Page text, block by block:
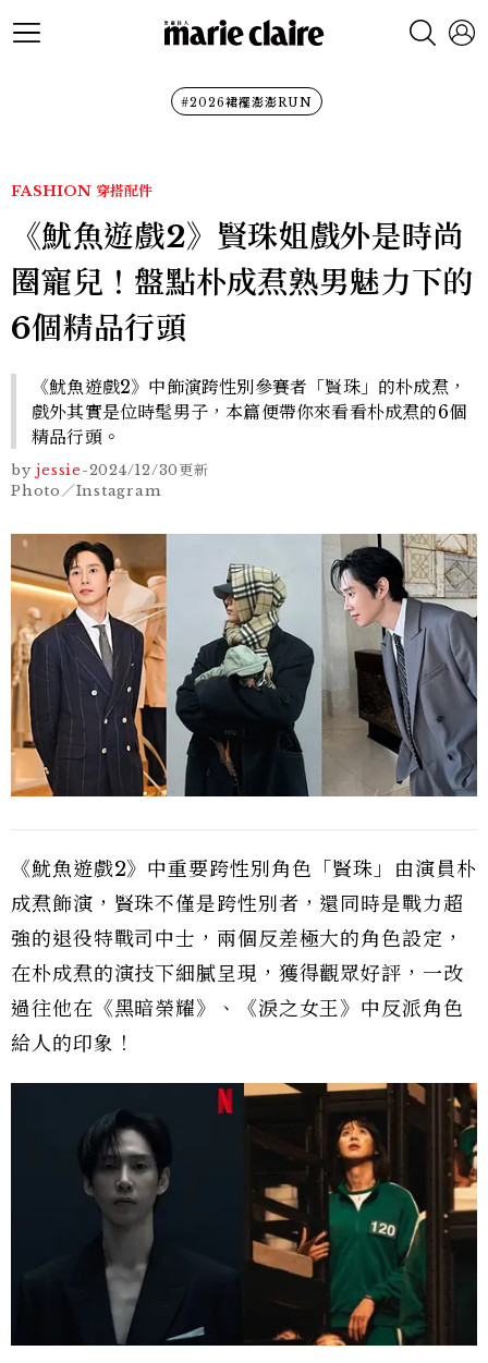
#2026裙襬澎澎RUN
FASHION 穿搭配件
《魷魚遊戲2》賢珠姐戲外是時尚
圈寵兒！盤點朴成焄熟男魅力下的
6個精品行頭
《魷魚遊戲2》中飾演跨性別參賽者「賢珠」的朴成焄，
戲外其實是位時髦男子，本篇便帶你來看看朴成焄的6個
精品行頭。
by jessie-2024/12/30更新
Photo／Instagram
《魷魚遊戲2》中重要跨性別角色「賢珠」由演員朴
成焄飾演，賢珠不僅是跨性別者，還同時是戰力超
強的退役特戰司中士，兩個反差極大的角色設定，
在朴成焄的演技下細膩呈現，獲得觀眾好評，一改
過往他在《黑暗榮耀》、《淚之女王》中反派角色
給人的印象！